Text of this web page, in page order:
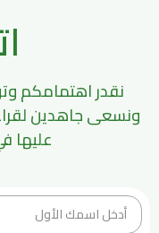
نقدر اهتمامكم
ونسعى جاهدين